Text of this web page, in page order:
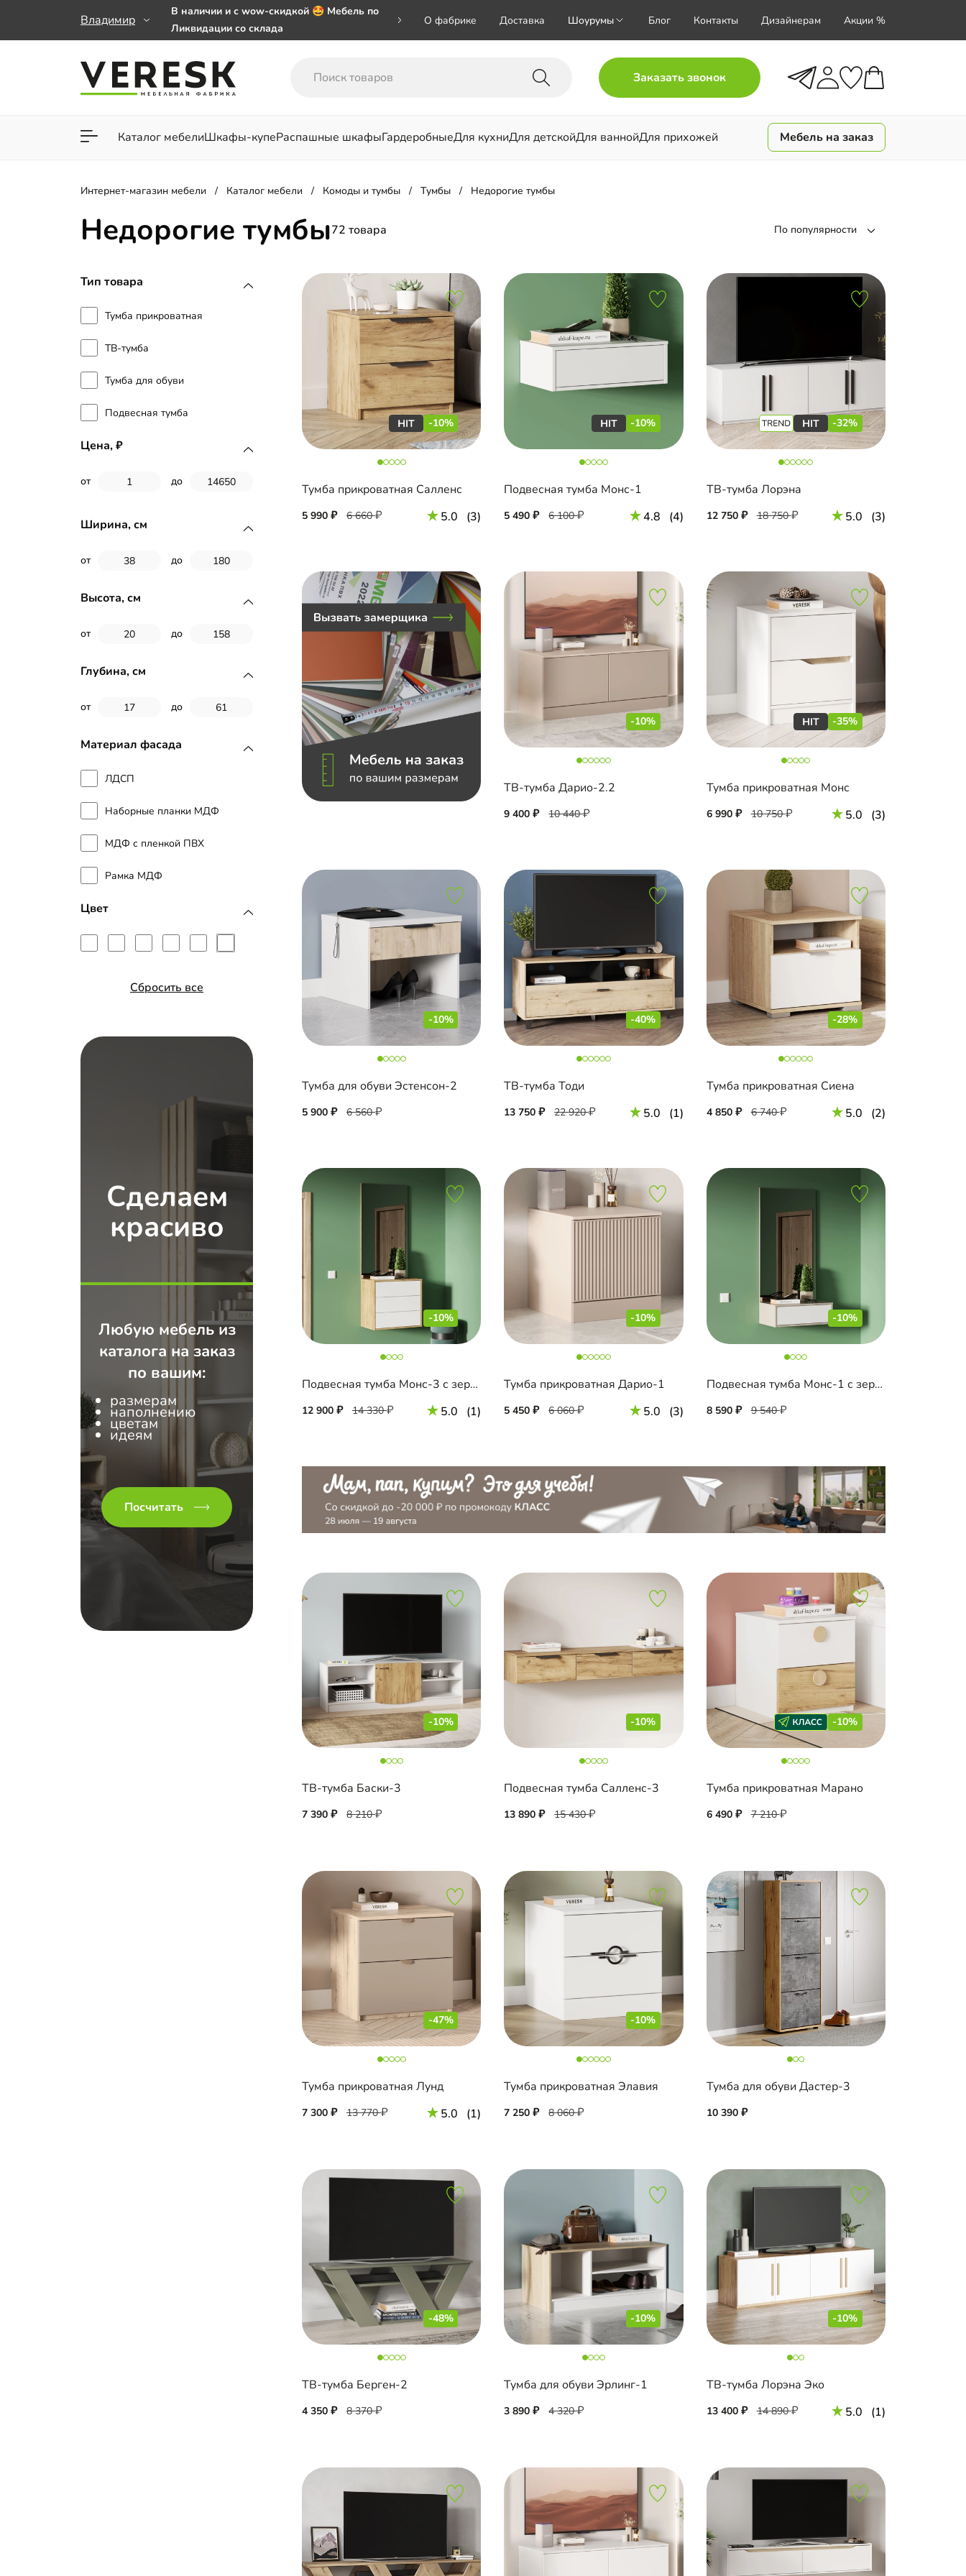
Владимир
В наличии и с wow-скидкой 🤩 Мебель по
Ликвидации со склада
заказе от 50 000 ₽
Важно! Наш Whatsapp переехал на номер
О фабрике Доставка Шоурумы Блог Контакты Дизайнерам Акции %
Заказать звонок
Каталог мебелиШкафы-купеРаспашные шкафыГардеробныеДля кухниДля детскойДля ваннойДля прихожей
Для гостиной Для спальни
Мебель на заказ
Интернет-магазин мебели Каталог мебели Комоды и тумбы Тумбы Недорогие тумбы
Недорогие тумбы72 товара По популярности
Тип товара
Тумба прикроватная
ТВ-тумба
Тумба для обуви
Подвесная тумба
Цена,
от до
Ширина, см
от до
Высота, см
от до
Глубина, см
от до
Материал фасада
ЛДСП
Наборные планки МДФ
МДФ с пленкой ПВХ
Рамка МДФ
Цвет
Сбросить все
Сделаем
красиво
Любую мебель из
каталога на заказ
по вашим:
размерам
наполнению
цветам
идеям
Посчитать
-10%
Тумба прикроватная Салленс
5 990 6 660 5.0 (3)
-10%
Подвесная тумба Монс-1
5 490 6 100 4.8 (4)
-32%
ТВ-тумба Лорэна
12 750 18 750 5.0 (3)
-10%
ТВ-тумба Дарио-2.2
9 400 10 440
-35%
Тумба прикроватная Монс
6 990 10 750 5.0 (3)
-10%
Тумба для обуви Эстенсон-2
5 900 6 560
-40%
ТВ-тумба Тоди
13 750 22 920 5.0 (1)
-28%
Тумба прикроватная Сиена
4 850 6 740 5.0 (2)
-10%
Подвесная тумба Монс-3 с зеркалом
12 900 14 330 5.0 (1)
-10%
Тумба прикроватная Дарио-1
5 450 6 060 5.0 (3)
-10%
Подвесная тумба Монс-1 с зеркалом
8 590 9 540
-10%
ТВ-тумба Баски-3
7 390 8 210
-10%
Подвесная тумба Салленс-3
13 890 15 430
-10%
Тумба прикроватная Марано
6 490 7 210
-47%
Тумба прикроватная Лунд
7 300 13 770 5.0 (1)
-10%
Тумба прикроватная Элавия
7 250 8 060
Тумба для обуви Дастер-3
10 390
-48%
ТВ-тумба Берген-2
4 350 8 370
-10%
Тумба для обуви Эрлинг-1
3 890 4 320
-10%
ТВ-тумба Лорэна Эко
13 400 14 890 5.0 (1)